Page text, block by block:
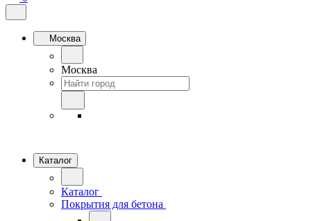
Москва
Москва
Каталог
Каталог
Покрытия для бетона